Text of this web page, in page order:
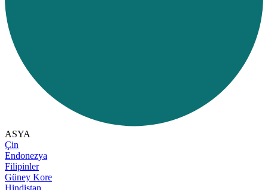
Ana Sayfa
Hizmetlerimiz
Hizmet Bölgelerimiz
Denizyolu
ASYA
Çin
Endonezya
Filipinler
Güney Kore
Hindistan